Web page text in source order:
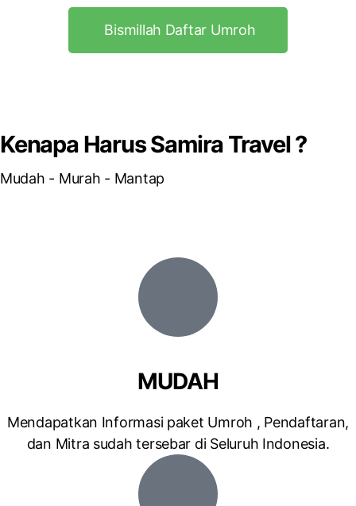
Bismillah Daftar Umroh
Kenapa Harus Samira Travel ?
Mudah - Murah - Mantap
MUDAH
Mendapatkan Informasi paket Umroh , Pendaftaran,
dan Mitra sudah tersebar di Seluruh Indonesia.​